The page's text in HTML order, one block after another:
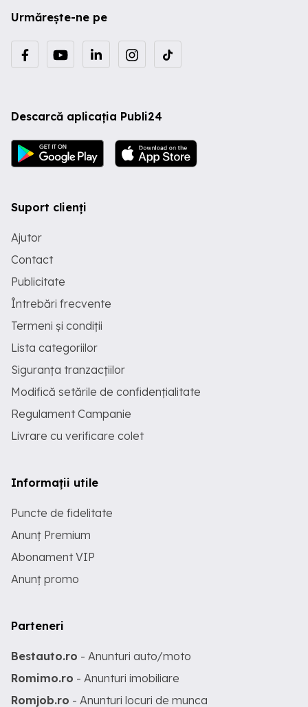
Urmărește-ne pe
Descarcă aplicația Publi24
Suport clienți
Ajutor
Contact
Publicitate
Întrebări frecvente
Termeni și condiții
Lista categoriilor
Siguranța tranzacțiilor
Modifică setările de confidențialitate
Regulament Campanie
Livrare cu verificare colet
Informații utile
Puncte de fidelitate
Anunț Premium
Abonament VIP
Anunț promo
Parteneri
Bestauto.ro - Anunturi auto/moto
Romimo.ro - Anunturi imobiliare
Romjob.ro - Anunturi locuri de munca